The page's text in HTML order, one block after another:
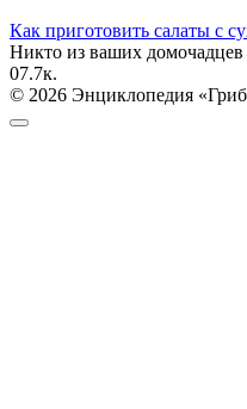
Как приготовить салаты с
Никто из ваших
07.7к.
© 2026 Энциклопедия